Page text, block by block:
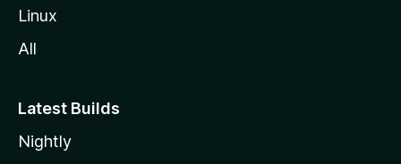
l
Linux
All
Latest Builds
Nightly